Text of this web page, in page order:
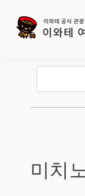
미치